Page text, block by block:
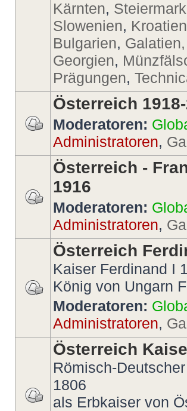
Kärnten, Steiermark
Slowenien, Kroatien
Bulgarien,
Georgien,
Prägungen,
Österreich
Moderatoren:
Administratoren,
Österreich -
1916
Moderatoren:
Administratoren,
Österreich
Kaiser Ferdinand I
König von Ungarn
Moderatoren:
Administratoren,
Österreich
Römisch-
1806
als Erbkaiser von